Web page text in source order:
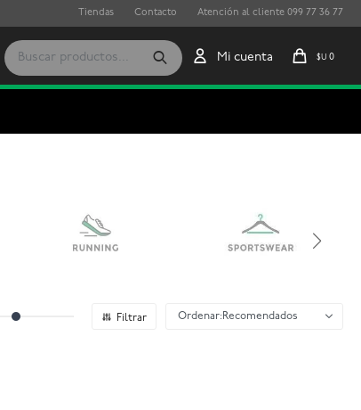
$U 0
Tiendas Contacto Atención al cliente 099 77 36 77
Recomendados